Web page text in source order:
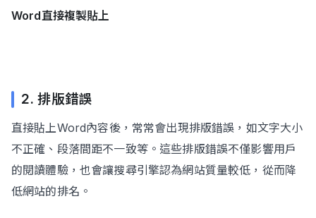
Word直接複製貼上
2. 排版錯誤
直接貼上Word內容後，常常會出現排版錯誤，如文字大小
不正確、段落間距不一致等。這些排版錯誤不僅影響用戶
的閱讀體驗，也會讓搜尋引擎認為網站質量較低，從而降
低網站的排名。